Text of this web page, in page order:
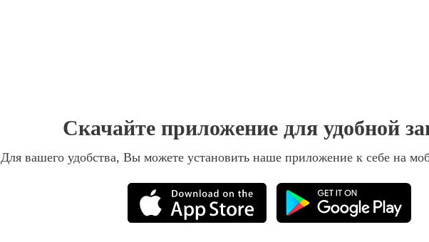
Скачайте приложение для удобной
Для вашего удобства, Вы можете установить наше приложение к себе на